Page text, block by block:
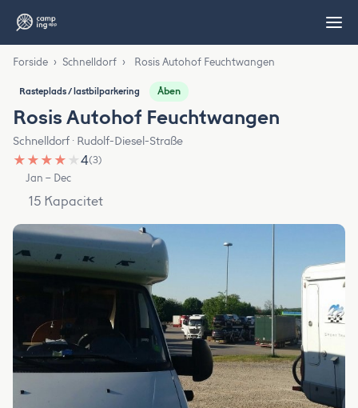
Forside › Schnelldorf › Rosis Autohof Feuchtwangen
Rasteplads / lastbilparkering Åben
Rosis Autohof Feuchtwangen
Schnelldorf · Rudolf-Diesel-Straße
★ ★ ★ ★ ★4(3)
Jan – Dec
15 Kapacitet